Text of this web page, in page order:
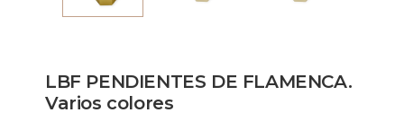
LBF PENDIENTES DE FLAMENCA.
Varios colores